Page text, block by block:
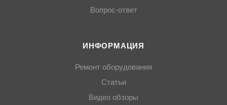
Вопрос-ответ
ИНФОРМАЦИЯ
Ремонт оборудования
Статьи
Видео обзоры